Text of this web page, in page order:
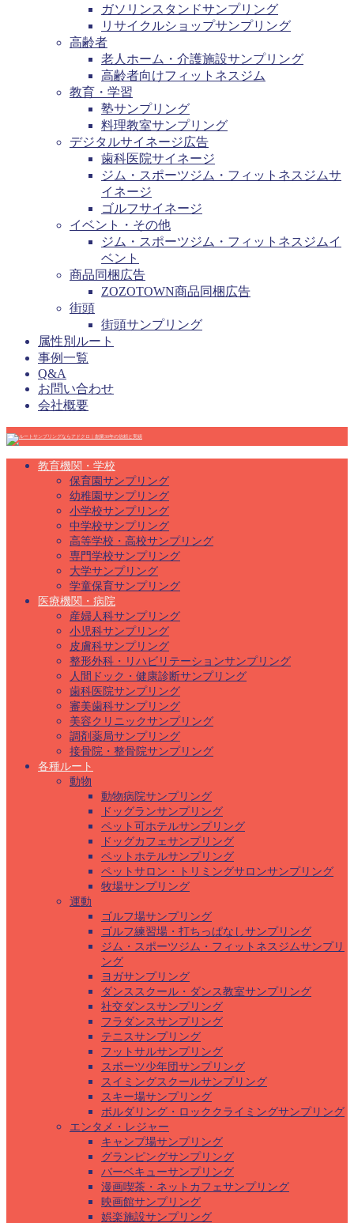
ガソリンスタンドサンプリング
リサイクルショップサンプリング
高齢者
老人ホーム・介護施設サンプリング
高齢者向けフィットネスジム
教育・学習
塾サンプリング
料理教室サンプリング
デジタルサイネージ広告
歯科医院サイネージ
ジム・スポーツジム・フィットネスジムサ
イネージ
ゴルフサイネージ
イベント・その他
ジム・スポーツジム・フィットネスジムイ
ベント
商品同梱広告
ZOZOTOWN商品同梱広告
街頭
街頭サンプリング
属性別ルート
事例一覧
Q&A
お問い合わせ
会社概要
教育機関・学校
保育園サンプリング
幼稚園サンプリング
小学校サンプリング
中学校サンプリング
高等学校・高校サンプリング
専門学校サンプリング
大学サンプリング
学童保育サンプリング
医療機関・病院
産婦人科サンプリング
小児科サンプリング
皮膚科サンプリング
整形外科・リハビリテーションサンプリング
人間ドック・健康診断サンプリング
歯科医院サンプリング
審美歯科サンプリング
美容クリニックサンプリング
調剤薬局サンプリング
接骨院・整骨院サンプリング
各種ルート
動物
動物病院サンプリング
ドッグランサンプリング
ペット可ホテルサンプリング
ドッグカフェサンプリング
ペットホテルサンプリング
ペットサロン・トリミングサロンサンプリング
牧場サンプリング
運動
ゴルフ場サンプリング
ゴルフ練習場・打ちっぱなしサンプリング
ジム・スポーツジム・フィットネスジムサンプリ
ング
ヨガサンプリング
ダンススクール・ダンス教室サンプリング
社交ダンスサンプリング
フラダンスサンプリング
テニスサンプリング
フットサルサンプリング
スポーツ少年団サンプリング
スイミングスクールサンプリング
スキー場サンプリング
ボルダリング・ロッククライミングサンプリング
エンタメ・レジャー
キャンプ場サンプリング
グランピングサンプリング
バーベキューサンプリング
漫画喫茶・ネットカフェサンプリング
映画館サンプリング
娯楽施設サンプリング